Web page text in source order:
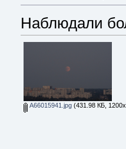
Наблюдали
A66015941.jpg(431.98 КБ,